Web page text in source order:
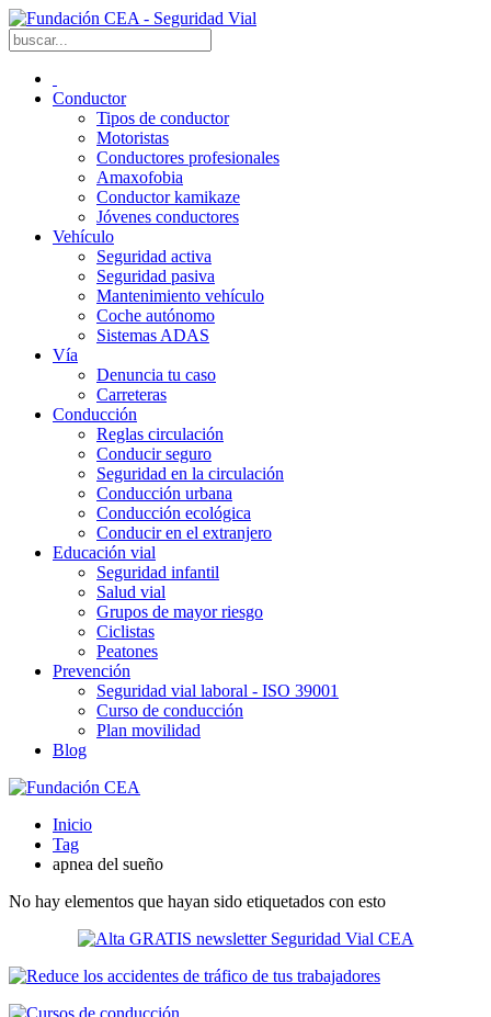
Conductor
Tipos de conductor
Motoristas
Conductores profesionales
Amaxofobia
Conductor kamikaze
Jóvenes conductores
Vehículo
Seguridad activa
Seguridad pasiva
Mantenimiento vehículo
Coche autónomo
Sistemas ADAS
Vía
Denuncia tu caso
Carreteras
Conducción
Reglas circulación
Conducir seguro
Seguridad en la circulación
Conducción urbana
Conducción ecológica
Conducir en el extranjero
Educación vial
Seguridad infantil
Salud vial
Grupos de mayor riesgo
Ciclistas
Peatones
Prevención
Seguridad vial laboral - ISO 39001
Curso de conducción
Plan movilidad
Blog
Inicio
Tag
apnea del sueño
No hay elementos que hayan sido etiquetados con esto